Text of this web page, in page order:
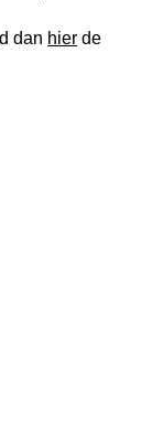
dan hier de